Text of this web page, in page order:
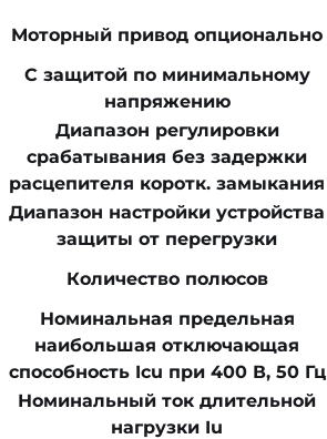
Моторный привод опционально
С защитой по минимальному
напряжению
Диапазон регулировки
срабатывания без задержки
расцепителя коротк. замыкания
Диапазон настройки устройства
защиты от перегрузки
Количество полюсов
Номинальная предельная
наибольшая отключающая
способность Icu при 400 В, 50 Гц
Номинальный ток длительной
нагрузки Iu